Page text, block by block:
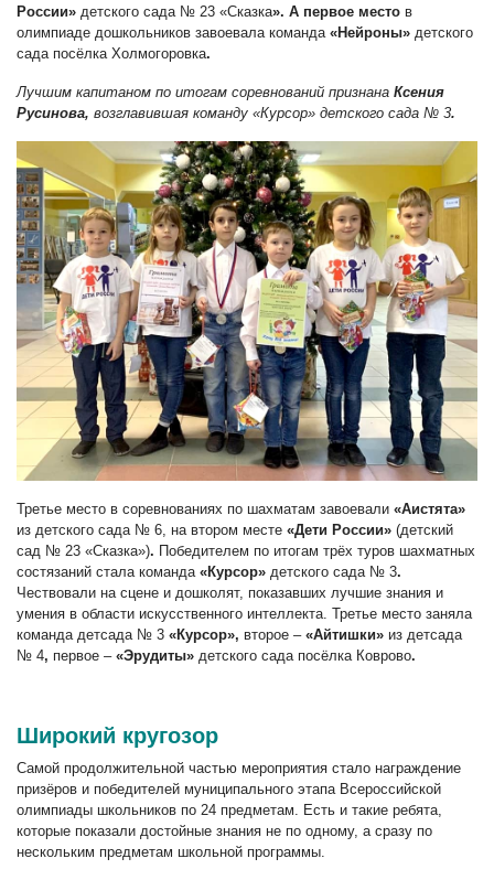
России» детского сада № 23 «Сказка». А первое место в
олимпиаде дошкольников завоевала команда «Нейроны» детского
сада посёлка Холмогоровка.
Лучшим капитаном по итогам соревнований признана Ксения
Русинова, возглавившая команду «Курсор» детского сада № 3.
Третье место в соревнованиях по шахматам завоевали «Аистята»
из детского сада № 6, на втором месте «Дети России» (детский
сад № 23 «Сказка»). Победителем по итогам трёх туров шахматных
состязаний стала команда «Курсор» детского сада № 3.
Чествовали на сцене и дошколят, показавших лучшие знания и
умения в области искусственного интеллекта. Третье место заняла
команда детсада № 3 «Курсор», второе – «Айтишки» из детсада
№ 4, первое – «Эрудиты» детского сада посёлка Коврово.
Широкий кругозор
Самой продолжительной частью мероприятия стало награждение
призёров и победителей муниципального этапа Всероссийской
олимпиады школьников по 24 предметам. Есть и такие ребята,
которые показали достойные знания не по одному, а сразу по
нескольким предметам школьной программы.